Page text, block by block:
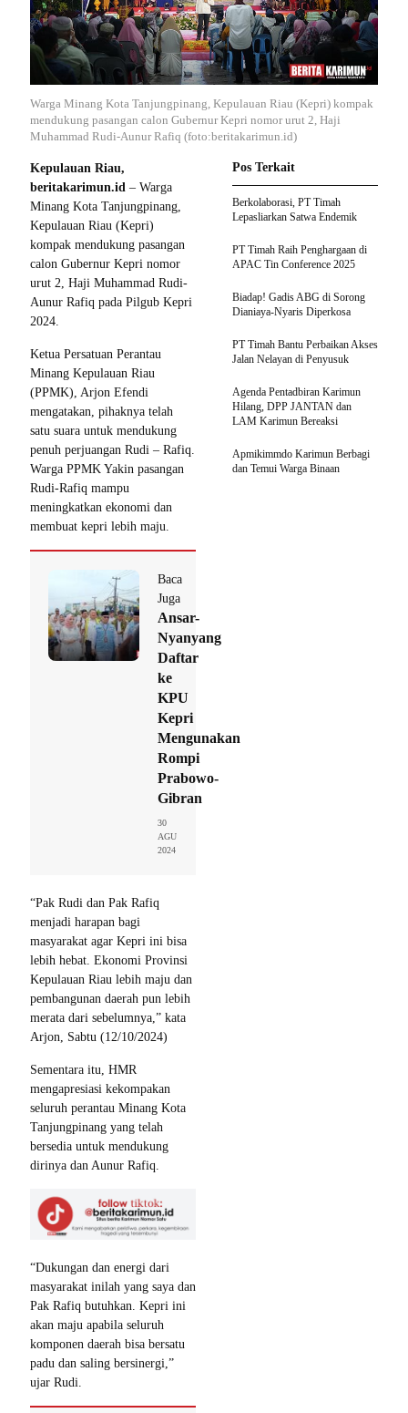
Warga Minang Kota Tanjungpinang, Kepulauan Riau (Kepri) kompak
mendukung pasangan calon Gubernur Kepri nomor urut 2, Haji
Muhammad Rudi-Aunur Rafiq (foto:beritakarimun.id)
Kepulauan Riau,
beritakarimun.id – Warga
Minang Kota Tanjungpinang,
Kepulauan Riau (Kepri)
kompak mendukung pasangan
calon Gubernur Kepri nomor
urut 2, Haji Muhammad Rudi-
Aunur Rafiq pada Pilgub Kepri
2024.
Ketua Persatuan Perantau
Minang Kepulauan Riau
(PPMK), Arjon Efendi
mengatakan, pihaknya telah
satu suara untuk mendukung
penuh perjuangan Rudi – Rafiq.
Warga PPMK Yakin pasangan
Rudi-Rafiq mampu
meningkatkan ekonomi dan
membuat kepri lebih maju.
Baca
Juga
Ansar-
Nyanyang
Daftar
ke
KPU
Kepri
Mengunakan
Rompi
Prabowo-
Gibran
30
AGU
2024
“Pak Rudi dan Pak Rafiq
menjadi harapan bagi
masyarakat agar Kepri ini bisa
lebih hebat. Ekonomi Provinsi
Kepulauan Riau lebih maju dan
pembangunan daerah pun lebih
merata dari sebelumnya,” kata
Arjon, Sabtu (12/10/2024)
Sementara itu, HMR
mengapresiasi kekompakan
seluruh perantau Minang Kota
Tanjungpinang yang telah
bersedia untuk mendukung
dirinya dan Aunur Rafiq.
“Dukungan dan energi dari
masyarakat inilah yang saya dan
Pak Rafiq butuhkan. Kepri ini
akan maju apabila seluruh
komponen daerah bisa bersatu
padu dan saling bersinergi,”
ujar Rudi.
Pos Terkait
Berkolaborasi, PT Timah
Lepasliarkan Satwa Endemik
PT Timah Raih Penghargaan di
APAC Tin Conference 2025
Biadap! Gadis ABG di Sorong
Dianiaya-Nyaris Diperkosa
PT Timah Bantu Perbaikan Akses
Jalan Nelayan di Penyusuk
Agenda Pentadbiran Karimun
Hilang, DPP JANTAN dan
LAM Karimun Bereaksi
Apmikimmdo Karimun Berbagi
dan Temui Warga Binaan